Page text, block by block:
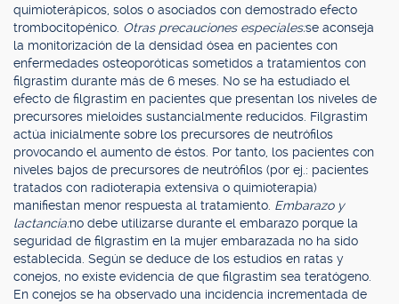
quimioterápicos, solos o asociados con demostrado efecto
trombocitopénico. Otras precauciones especiales:se aconseja
la monitorización de la densidad ósea en pacientes con
enfermedades osteoporóticas sometidos a tratamientos con
filgrastim durante más de 6 meses. No se ha estudiado el
efecto de filgrastim en pacientes que presentan los niveles de
precursores mieloides sustancialmente reducidos. Filgrastim
actúa inicialmente sobre los precursores de neutrófilos
provocando el aumento de éstos. Por tanto, los pacientes con
niveles bajos de precursores de neutrófilos (por ej.: pacientes
tratados con radioterapia extensiva o quimioterapia)
manifiestan menor respuesta al tratamiento. Embarazo y
lactancia:no debe utilizarse durante el embarazo porque la
seguridad de filgrastim en la mujer embarazada no ha sido
establecida. Según se deduce de los estudios en ratas y
conejos, no existe evidencia de que filgrastim sea teratógeno.
En conejos se ha observado una incidencia incrementada de